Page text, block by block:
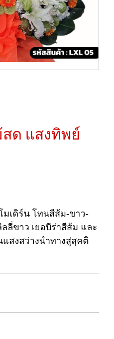
ด แสงทิพย์
เดิร์น โทนสีส้ม-ขาว-
ลี่ขาว เยอบีร่าสีส้ม และ
สงสว่างนำทางสู่สุคติ